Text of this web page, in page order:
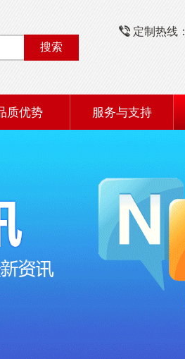
搜索
定制热线：
质优势 服务与支持